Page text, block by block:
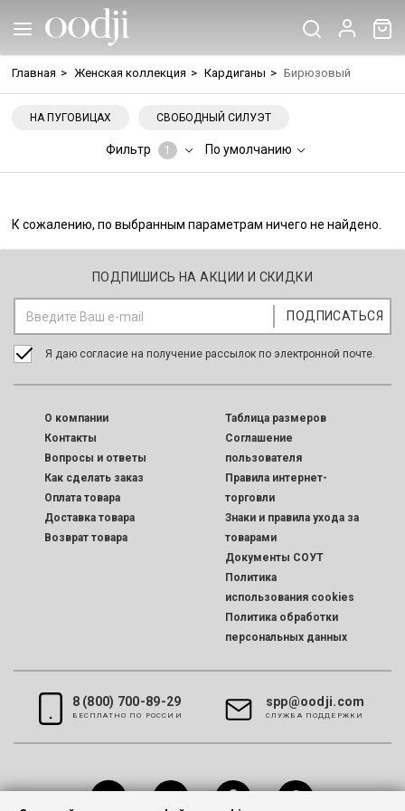
Главная > Женская коллекция > Кардиганы > Бирюзовый
НА ПУГОВИЦАХ СВОБОДНЫЙ СИЛУЭТ
Фильтр 1 По умолчанию
К сожалению, по выбранным параметрам ничего не найдено.
ПОДПИШИСЬ НА АКЦИИ И СКИДКИ
Я даю согласие на получение рассылок по электронной почте.
O компании
Контакты
Вопросы и ответы
Как сделать заказ
Оплата товара
Доставка товара
Возврат товара
Таблица размеров
Соглашение
пользователя
Правила интернет-
торговли
Знаки и правила ухода за
товарами
Документы СОУТ
Политика
использования cookies
Политика обработки
персональных данных
8 (800) 700-89-29
БЕСПЛАТНО ПО РОССИИ
spp@oodji.com
CЛУЖБА ПОДДЕРЖКИ